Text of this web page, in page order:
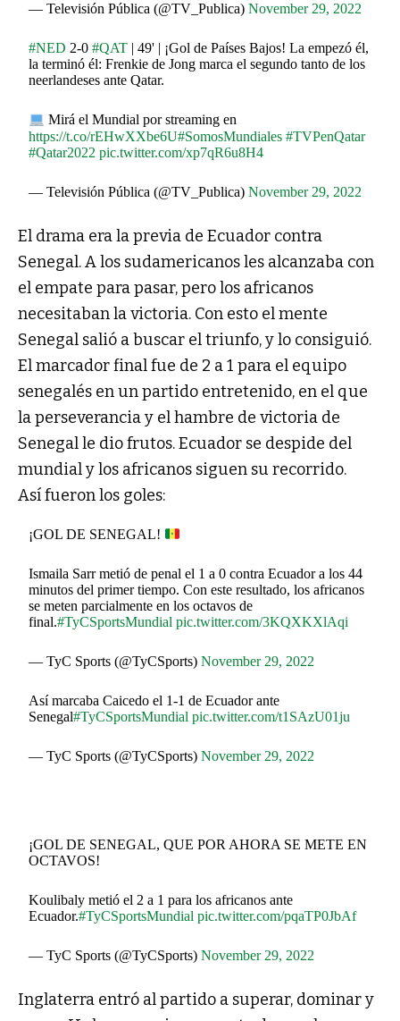
— Televisión Pública (@TV_Publica)November 29, 2022
#NED 2-0#QAT | 49' | ¡Gol de Países Bajos! La empezó él,
la terminó él: Frenkie de Jong marca el segundo tanto de los
neerlandeses ante Qatar.
Mirá el Mundial por streaming en
https://t.co/rEHwXXbe6U#SomosMundiales #TVPenQatar
#Qatar2022 pic.twitter.com/xp7qR6u8H4
— Televisión Pública (@TV_Publica)November 29, 2022
El drama era la previa de Ecuador contra
Senegal. A los sudamericanos les alcanzaba con
el empate para pasar, pero los africanos
necesitaban la victoria. Con esto el mente
Senegal salió a buscar el triunfo, y lo consiguió.
El marcador final fue de 2 a 1 para el equipo
senegalés en un partido entretenido, en el que
la perseverancia y el hambre de victoria de
Senegal le dio frutos. Ecuador se despide del
mundial y los africanos siguen su recorrido.
Así fueron los goles:
¡GOL DE SENEGAL!
Ismaila Sarr metió de penal el 1 a 0 contra Ecuador a los 44
minutos del primer tiempo. Con este resultado, los africanos
se meten parcialmente en los octavos de
final.#TyCSportsMundial pic.twitter.com/3KQXKXlAqi
— TyC Sports (@TyCSports)November 29, 2022
Así marcaba Caicedo el 1-1 de Ecuador ante
Senegal#TyCSportsMundial pic.twitter.com/t1SAzU01ju
— TyC Sports (@TyCSports)November 29, 2022
¡GOL DE SENEGAL, QUE POR AHORA SE METE EN
OCTAVOS!
Koulibaly metió el 2 a 1 para los africanos ante
Ecuador.#TyCSportsMundial pic.twitter.com/pqaTP0JbAf
— TyC Sports (@TyCSports)November 29, 2022
Inglaterra entró al partido a superar, dominar y